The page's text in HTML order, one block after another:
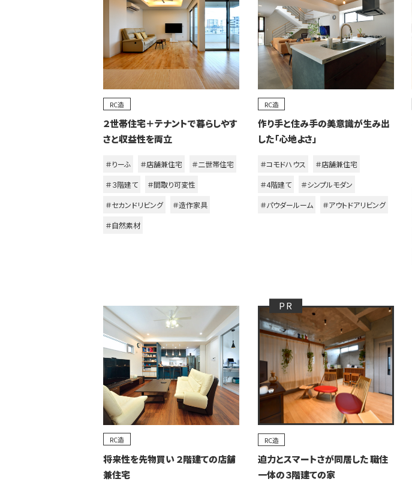
RC造
２世帯住宅＋テナントで暮らしやす
さと収益性を両立
＃りーふ ＃店舗兼住宅
＃二世帯住宅
＃３階建て
＃間取り可変性
＃セカンドリビング
＃造作家具
＃自然素材
RC造
作り手と住み手の美意識が生み出
した「心地よさ」
＃コモドハウス
＃店舗兼住宅
＃4階建て
＃シンプルモダン
＃パウダールーム
＃アウトドアリビング
RC造
将来性を先物買い ２階建ての店舗
兼住宅
RC造
迫力とスマートさが同居した 職住
一体の３階建ての家